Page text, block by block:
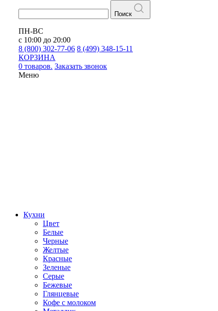
Поиск
ПН-ВС
с 10:00 до 20:00
8 (800) 302-77-06 8 (499) 348-15-11
КОРЗИНА
0 товаров. Заказать звонок
Меню
Кухни
Цвет
Белые
Черные
Желтые
Красные
Зеленые
Серые
Бежевые
Глянцевые
Кофе с молоком